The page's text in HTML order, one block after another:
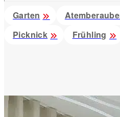
Garten
Picknick
Frühling